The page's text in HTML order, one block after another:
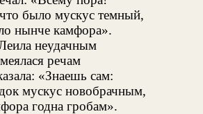
было мускус темный,
нынче камфора».
неудачным
речам
«Знаешь сам:
мускус новобрачным,
годна гробам».